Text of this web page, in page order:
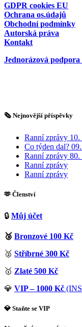
GDPR cookies EU
Ochrana os.údajů
Obchodní podmínky
Autorská práva
Kontakt
Jednorázová podpora
🗞️ Nejnovější příspěvky
Ranní zprávy 10.
Co týden dal?
Ranní zprávy 80.
Ranní zprávy
Ranní zprávy
🫶 Členství
🔒 Můj účet
🥉 Bronzové 100 Kč
🥈 Stříbrné 300 Kč
🥇 Zlaté 500 Kč
💎 VIP – 1000 Kč
💎 Staňte se VIP